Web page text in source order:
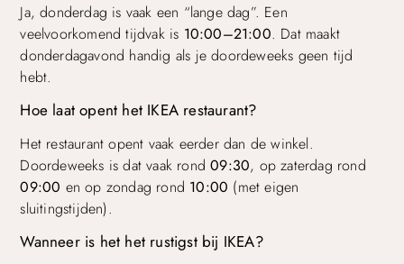
Ja, donderdag is vaak een “lange dag”. Een
veelvoorkomend tijdvak is 10:00–21:00. Dat maakt
donderdagavond handig als je doordeweeks geen tijd
hebt.
Hoe laat opent het IKEA restaurant?
Het restaurant opent vaak eerder dan de winkel.
Doordeweeks is dat vaak rond09:30, op zaterdag rond
09:00 en op zondag rond 10:00 (met eigen
sluitingstijden).
Wanneer is het het rustigst bij IKEA?